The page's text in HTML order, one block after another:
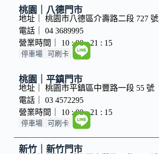
桃園｜八德門市
地址｜ 桃園市八德區介壽路二段 727 號
電話｜ 04 3689995
營業時間｜ 10 : 00 - 21 : 15
停車場 可刷卡
桃園｜平鎮門市
地址｜ 桃園市平鎮區中豐路一段 55 號
電話｜ 03 4572295
營業時間｜ 10 : 00 - 21 : 15
停車場 可刷卡
新竹｜新竹門市